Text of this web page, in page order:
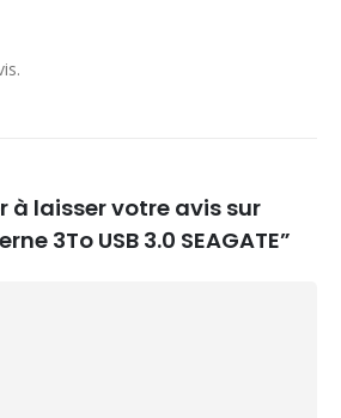
à laisser votre avis sur
3To USB 3.0 SEAGATE”